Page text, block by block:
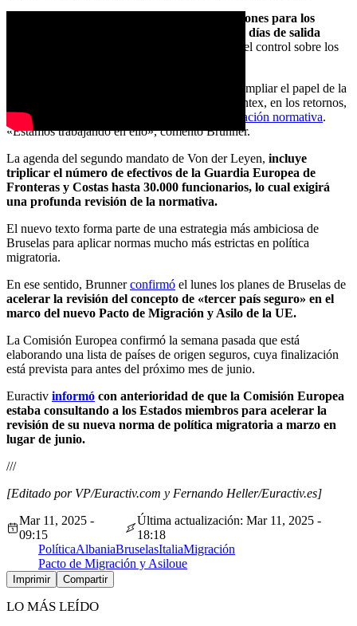
incluirá nuevas obligaciones para los
retornados y elimina el periodo fijo de 7 a 30 días de salida
otorgando a los Estados miembros el control sobre los
El texto también podría allanar el camino para ampliar el papel de la
Agencia de Control de Fronteras de la UE, Frontex, en los retornos,
extremo que se abordará en una
futura remodelación normativa.
«Estamos trabajando en ello», comentó Brunner.
La agenda del segundo mandato de Von der Leyen, incluye
triplicar el número de efectivos de la Guardia Europea de
Fronteras y Costas hasta 30.000 funcionarios, lo cual exigirá
una profunda revisión de la normativa.
El nuevo texto forma parte de una estrategia más ambiciosa de
Bruselas para aplicar normas mucho más estrictas en política
migratoria.
En ese sentido, Brunnerconfirmó el lunes los planes de Bruselas de
acelerar la revisión del concepto de «tercer país seguro» en el
marco del nuevo Pacto de Migración y Asilo de la UE.
La Comisión Europea confirmó la semana pasada que está
elaborando una lista de países de origen seguros, cuya finalización
está prevista para antes del próximo mes de junio.
Euractiv informó con anterioridad de que la Comisión Europea
estaba consultando a los Estados miembros para acelerar la
revisión de su nueva norma de política migratoria a marzo en
lugar de junio.
///
[Editado por VP/Euractiv.com y Fernando Heller/Euractiv.es]
Mar 11, 2025 -
09:15
Última actualización: Mar 11, 2025 -
18:18
PolíticaAlbaniaBruselasItaliaMigración
Pacto de Migración y Asiloue
Imprimir Compartir
LO MÁS LEÍDO